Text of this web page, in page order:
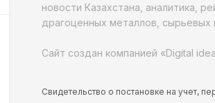
новости Казахстана, аналитика,
драгоценных металлов, сырьевых
Сайт создан компанией «Digital
Свидетельство о постановке на учет,